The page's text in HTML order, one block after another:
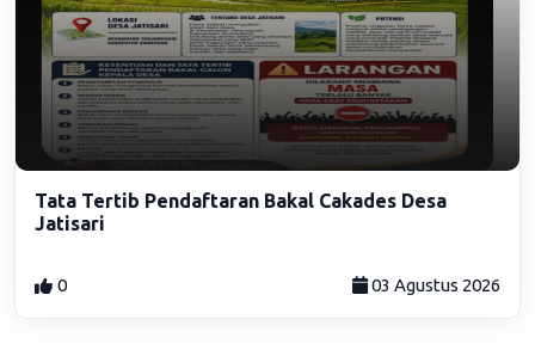
Tata Tertib Pendaftaran Bakal Cakades Desa
Jatisari
0 03 Agustus 2026